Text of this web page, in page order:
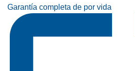
Garantía completa de por vida